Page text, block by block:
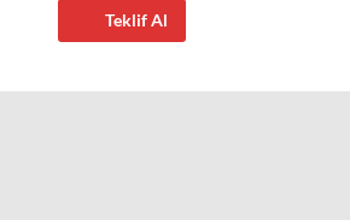
Teklif Al